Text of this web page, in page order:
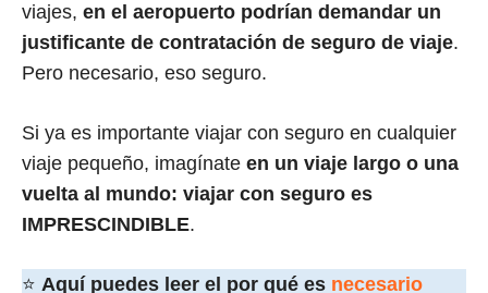
viajes, en el aeropuerto podrían demandar un
justificante de contratación de seguro de viaje.
Pero necesario, eso seguro.
Si ya es importante viajar con seguro en cualquier
viaje pequeño, imagínate en un viaje largo o una
vuelta al mundo: viajar con seguro es
IMPRESCINDIBLE.
⭐ Aquí puedes leer el por qué es necesario